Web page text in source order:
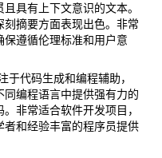
具有上下文意识的文本。
摘要方面表现出色。非常
遵循伦理标准和用户意
于代码生成和编程辅助，
编程语言中提供强有力的
非常适合软件开发项目，
和经验丰富的程序员提供